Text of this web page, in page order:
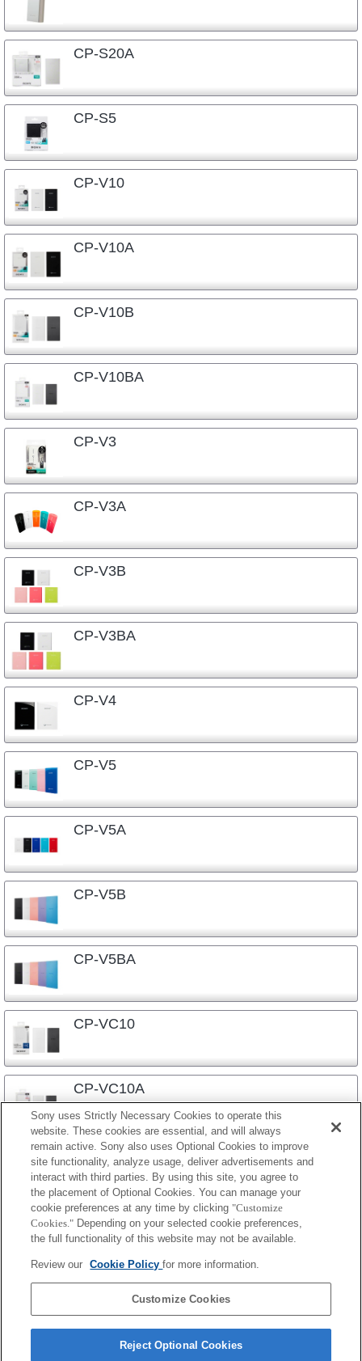
CP-S20A
CP-S5
CP-V10
CP-V10A
CP-V10B
CP-V10BA
CP-V3
CP-V3A
CP-V3B
CP-V3BA
CP-V4
CP-V5
CP-V5A
CP-V5B
CP-V5BA
CP-VC10
CP-VC10A
プレスリリース
環境情報
Sony uses Strictly Necessary Cookies to operate this
website. These cookies are essential, and will always
remain active. Sony also uses Optional Cookies to improve
site functionality, analyze usage, deliver advertisements and
interact with third parties. By using this site, you agree to
the placement of Optional Cookies. You can manage your
cookie preferences at any time by clicking "Customize
Cookies." Depending on your selected cookie preferences,
the full functionality of this website may not be available.
Review our Cookie Policyfor more information.
Customize Cookies
Reject Optional Cookies